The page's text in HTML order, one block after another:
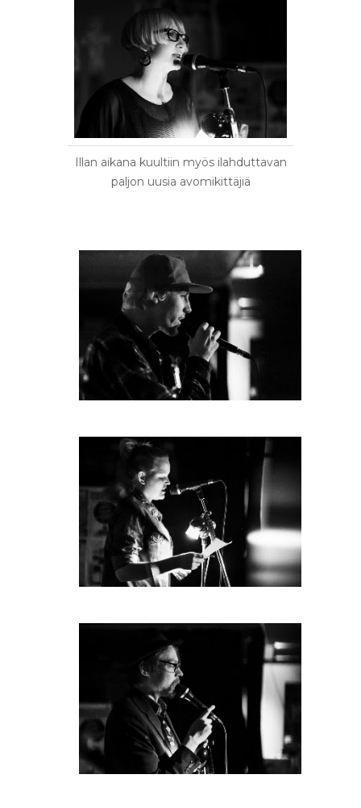
Illan aikana kuultiin myös ilahduttavan
paljon uusia avomikittäjiä